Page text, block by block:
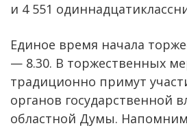
и 4 551
Единое время начала
— 8.30. В торжественных
традиционно примут
органов государственной
областной Думы.